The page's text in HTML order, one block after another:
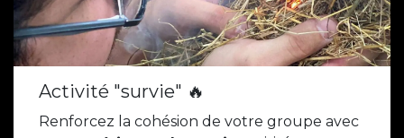
Activité "survie" 🔥
Renforcez la cohésion de votre groupe avec